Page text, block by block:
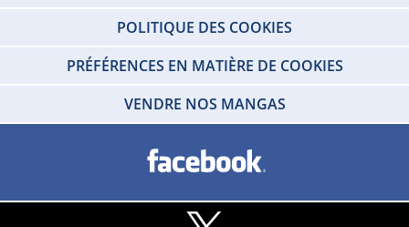
POLITIQUE DES COOKIES
PRÉFÉRENCES EN MATIÈRE DE COOKIES
VENDRE NOS MANGAS